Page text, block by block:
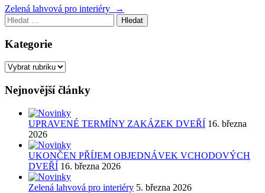
Navigace
pro
příspěvek
Zelená lahvová pro interiéry
→
Vyhledávání
Kategorie
Kategorie
Nejnovější články
UPRAVENÉ TERMÍNY ZAKÁZEK DVEŘÍ 16. března
2026
UKONČEN PŘÍJEM OBJEDNÁVEK VCHODOVÝCH
DVEŘÍ 16. března 2026
Zelená lahvová pro interiéry 5. března 2026